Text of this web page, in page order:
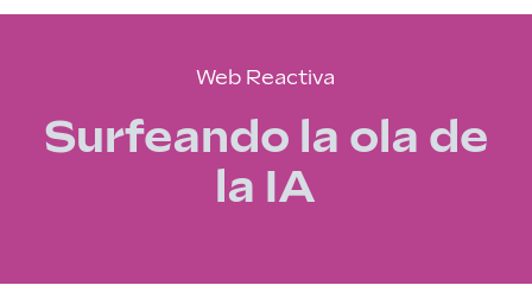
Web Reactiva
Surfeando la ola de
la IA